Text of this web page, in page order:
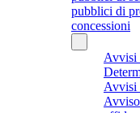
pubblici di
concessioni
Avvisi
Avvisi